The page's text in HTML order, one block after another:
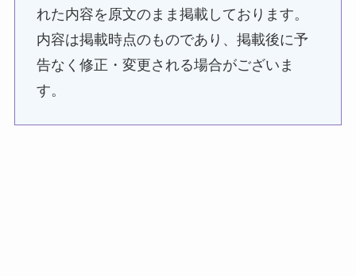
れた内容を原文のまま掲載しております。
内容は掲載時点のものであり、掲載後に予
告なく修正・変更される場合がございま
す。